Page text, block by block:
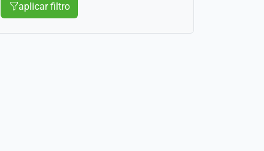
aplicar filtro